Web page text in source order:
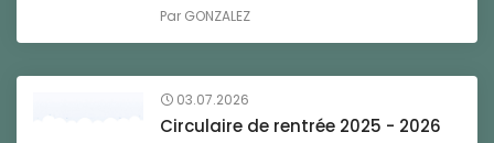
Par GONZALEZ
03.07.2026
Circulaire de rentrée 2025 - 2026